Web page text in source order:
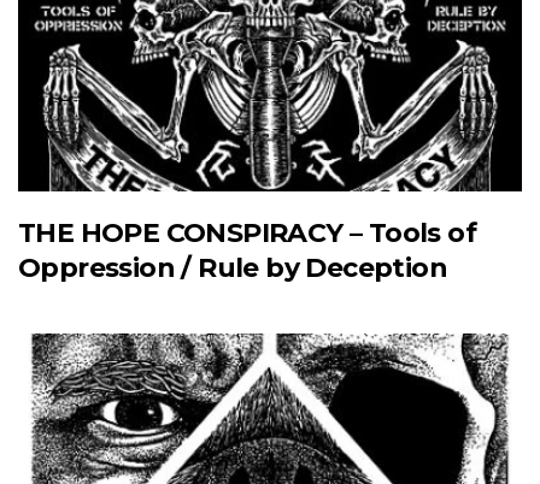
THE HOPE CONSPIRACY – Tools of
Oppression / Rule by Deception